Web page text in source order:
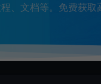
文档等。免费获取